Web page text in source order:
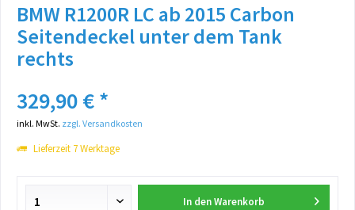
BMW R1200R LC ab 2015 Carbon
Seitendeckel unter dem Tank
rechts
329,90 € *
inkl. MwSt. zzgl. Versandkosten
Lieferzeit 7 Werktage
In den Warenkorb